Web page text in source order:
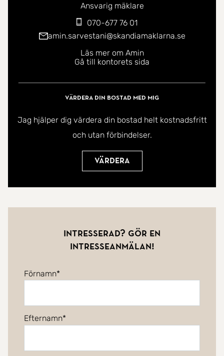
Ansvarig mäklare
070-677 76 01
amin.sarvestani@skandiamaklarna.se
Läs mer om Amin
Gå till kontorets sida
Värdera din bostad med mig
Jag hjälper dig värdera din bostad helt kostnadsfritt
och utan förbindelser.
Värdera
Intresserad? Gör en
intresseanmälan!
Förnamn
Efternamn